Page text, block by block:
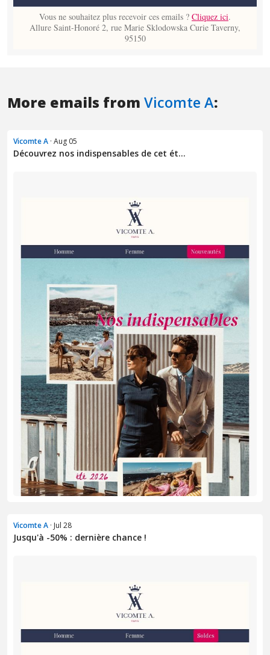
More emails from Vicomte A:
Vicomte A · Aug 05
Découvrez nos indispensables de cet ét...
Vicomte A · Jul 28
Jusqu'à -50% : dernière chance !